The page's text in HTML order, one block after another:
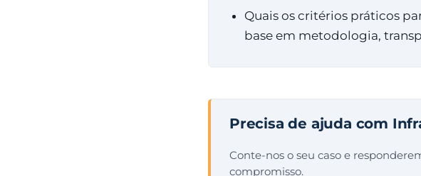
Quais os critérios práticos
base em metodologia,
Precisa de ajuda com
Conte-nos o seu caso e
compromisso.